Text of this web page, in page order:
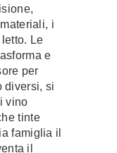
i
Le
e
per
diversi, si
vino
tinte
famiglia il
il